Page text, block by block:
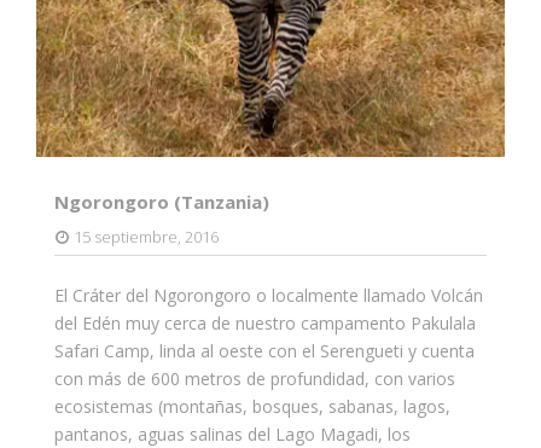
Ngorongoro (Tanzania)
15 septiembre, 2016
El Cráter del Ngorongoro o localmente llamado Volcán
del Edén muy cerca de nuestro campamento Pakulala
Safari Camp, linda al oeste con el Serengueti y cuenta
con más de 600 metros de profundidad, con varios
ecosistemas (montañas, bosques, sabanas, lagos,
pantanos, aguas salinas del Lago Magadi, los